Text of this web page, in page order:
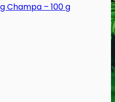
Champa – 100 g